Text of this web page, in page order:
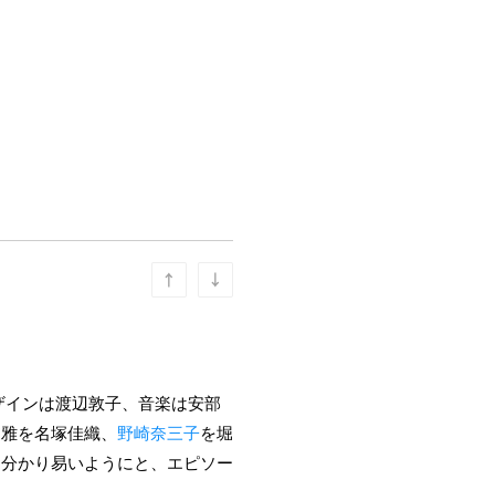
インは渡辺敦子、音楽は安部
を名塚佳織、 野崎奈三子を堀
かり易いようにと、エピソー